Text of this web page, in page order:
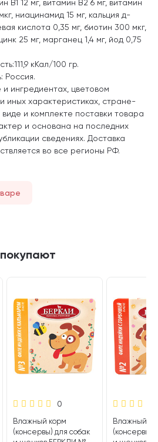
В1 12 мг, витамин В2 6 мг, витамин
ниацинамид 15 мг, кальция д-
кислота 0,35 мг, биотин 300 мкг,
25 мг, марганец 1,4 мг, йод 0,75
кКал/100 гр.
Россия.
ингредиентах, цветовом
иных характеристиках, стране-
и комплекте поставки товара
и основана на последних
сведениях. Доставка
во все регионы РФ.
0
Влажный корм
(консервы) для собак
Влажный
(консервы)